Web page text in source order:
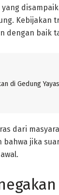
yang
Kebijakan
dengan baik
di Gedung
dari
bahwa jika